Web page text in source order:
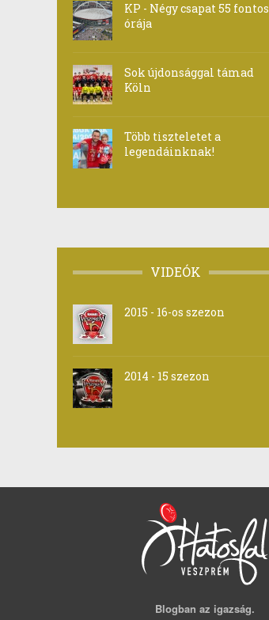
KP - Négy csapat 55 fontos
órája
Sok újdonsággal támad
Köln
Több tiszteletet a
legendáinknak!
VIDEÓK
2015 - 16-os szezon
2014 - 15 szezon
Blogban az igazság.